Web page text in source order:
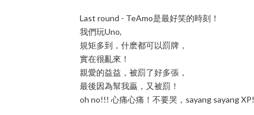
Last round - TeAmo是最好笑的時刻！
我們玩Uno,
規矩多到，什麽都可以罰牌，
實在很亂來！
親愛的益益，被罰了好多張，
最後因為幫我贏，又被罰！
oh no!!! 心痛心痛！不要哭，sayang sayang XP!